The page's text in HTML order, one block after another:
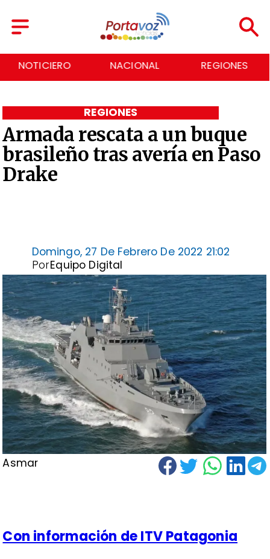
NACIONAL REGIONES ECONOMÍA
Armada rescata a un buque
brasileño tras avería en Paso
Drake
REGIONES
Domingo, 27 De Febrero De 2022 21:02
Equipo Digital
Por
Asmar
Con información de ITV Patagonia